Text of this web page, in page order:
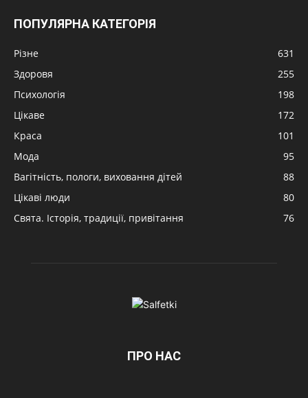
ПОПУЛЯРНА КАТЕГОРІЯ
Різне
631
Здоровя
255
Психологія
198
Цікаве
172
Краса
101
Мода
95
Вагітність, пологи, виховання дітей
88
Цікаві люди
80
Свята. Історія, традиції, привітання
76
ПРО НАС